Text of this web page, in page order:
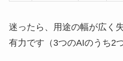
迷ったら、用途の幅が広く
有力です（3つのAIのうち2